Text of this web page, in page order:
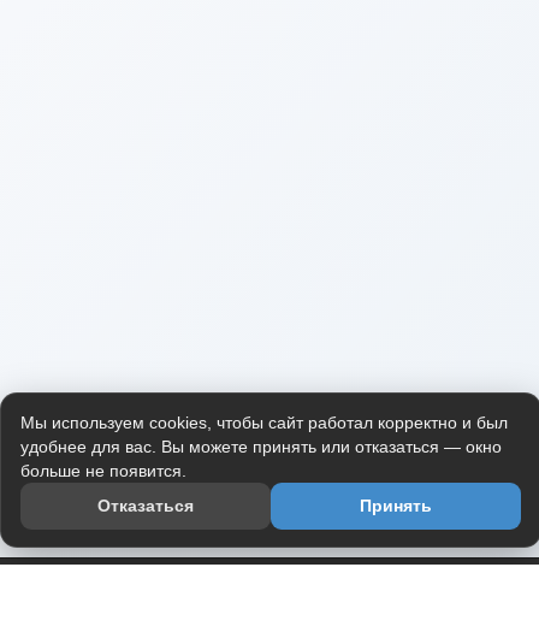
Мы используем cookies, чтобы сайт работал корректно и был
удобнее для вас. Вы можете принять или отказаться — окно
больше не появится.
Отказаться
Принять